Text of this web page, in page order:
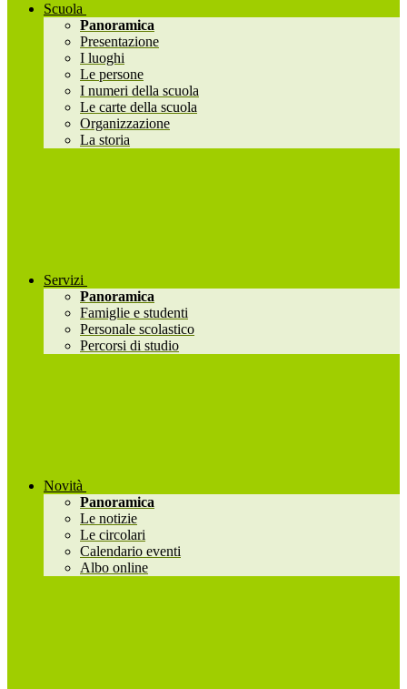
Scuola
Panoramica
Presentazione
I luoghi
Le persone
I numeri della scuola
Le carte della scuola
Organizzazione
La storia
Servizi
Panoramica
Famiglie e studenti
Personale scolastico
Percorsi di studio
Novità
Panoramica
Le notizie
Le circolari
Calendario eventi
Albo online